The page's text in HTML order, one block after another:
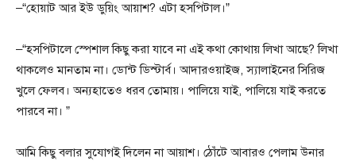
–“হোয়াট আর ইউ ডুয়িং আয়াশ? এটা হসপিটাল।”
–“হসপিটালে স্পেশাল কিছু করা যাবে না এই কথা কোথায় লিখা আছে? লিখা
থাকলেও মানতাম না। ডোন্ট ডিস্টার্ব। আদারওয়াইজ, স্যালাইনের সিরিজ
খুলে ফেলব। অন্যহাতেও ধরব তোমায়। পালিয়ে যাই, পালিয়ে যাই করতে
পারবে না। ”
আমি কিছু বলার সুযোগই দিলেন না আয়াশ। ঠোঁটে আবারও পেলাম উনার